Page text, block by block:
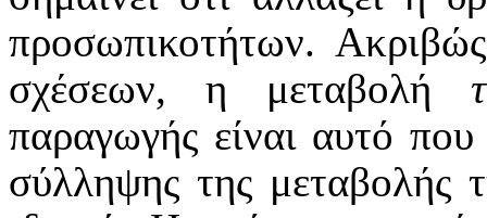
προσωπικοτήτων.
σχέσεων, η μεταβολή
παραγωγής είναι αυτό
σύλληψης της μεταβολής